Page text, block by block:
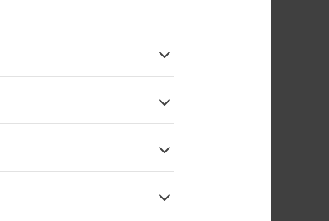
Frieden und unseren
wo wir doch nur im